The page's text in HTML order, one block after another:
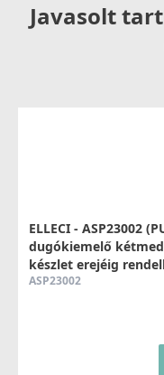
ELLECI - Csaptelep
Javasolt
ELLECI - ASP23002
dugókiemelő
készlet erejéig
ASP23002